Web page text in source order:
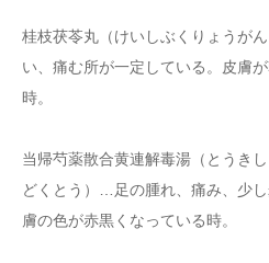
桂枝茯苓丸（けいしぶくりょうが
い、痛む所が一定している。皮膚
時。
当帰芍薬散合黄連解毒湯（とうき
どくとう）…足の腫れ、痛み、少
膚の色が赤黒くなっている時。